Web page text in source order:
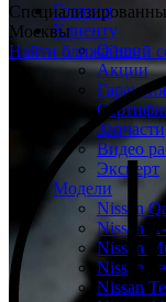
Главная
Клиенту
О нас
Акции
Гарантия
Запчасти
Видео
Эксперт
Модели
Nissan
Nissan
Nissan
Nissan
Nissan
Москвы
Найти ближайший